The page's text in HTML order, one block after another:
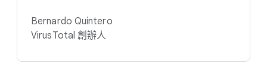
Bernardo Quintero
VirusTotal 創辦​人